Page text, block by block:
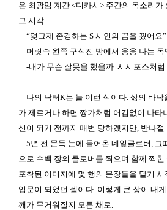
은 최광임 계간 <디카시> 주간의 목소리가
그 시각
“엊그제 존경하는S시인의 꿈을 꿨어요”
머릿속 왼쪽 구석진 방에서 웅웅 나는 독
-내가 무슨 잘못을 했을까.시시포스처
나의 닥터K는 늘 이런 식이다.삶의 바닥
가 제로거나 하면 짱가처럼 어김없이 나타
신이 되기 전까지 매번 당하겠지만, 반나절
5년 전 문득 눈에 들어온 네잎클로버, 그
으로 수백 장의 클로버를 찍으며 함께 찍힌
포착된 이미지에 몇 행의 문장들을 달기
입문이 되었던 셈이다. 이렇게 큰 상이 내
깨가 무거워질지 모른 채로.